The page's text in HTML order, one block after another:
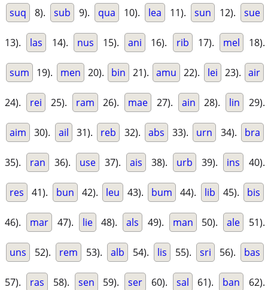
suq 8). sub 9). qua 10). lea 11). sun 12). sue
13). las 14). nus 15). ani 16). rib 17). mel 18).
sum 19). men 20). bin 21). amu 22). lei 23). air
24). rei 25). ram 26). mae 27). ain 28). lin 29).
aim 30). ail 31). reb 32). abs 33). urn 34). bra
35). ran 36). use 37). ais 38). urb 39). ins 40).
res 41). bun 42). leu 43). bum 44). lib 45). bis
46). mar 47). lie 48). als 49). man 50). ale 51).
uns 52). rem 53). alb 54). lis 55). sri 56). bas
57). ras 58). sen 59). ser 60). sal 61). ban 62).